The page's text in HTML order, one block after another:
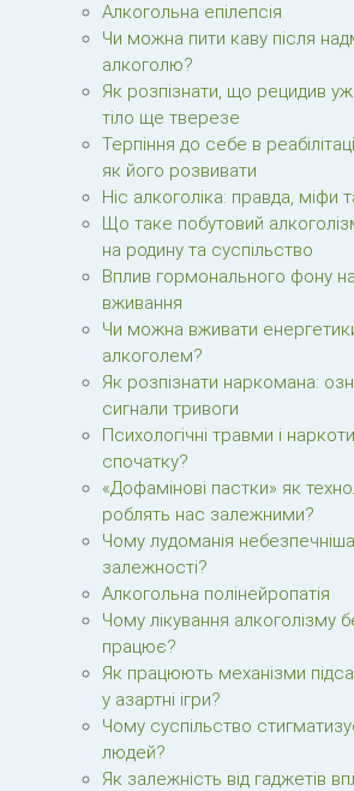
Алкогольна епілепсія
Чи можна пити каву після
алкоголю?
Як розпізнати, що рецидив
тіло ще тверезе
Терпіння до себе в
як його розвивати
Ніс алкоголіка: правда, міфи
Що таке побутовий
на родину та суспільство
Вплив гормонального фону
вживання
Чи можна вживати
алкоголем?
Як розпізнати наркомана:
сигнали тривоги
Психологічні травми і
спочатку?
«Дофамінові пастки» як
роблять нас залежними?
Чому лудоманія небезпечніша
залежності?
Алкогольна полінейропатія
Чому лікування алкоголізму
працює?
Як працюють механізми
у азартні ігри?
Чому суспільство
людей?
Як залежність від гаджетів